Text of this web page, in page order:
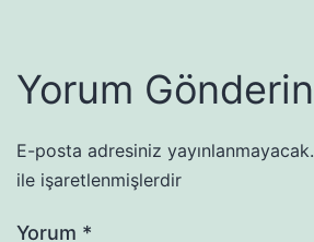
Yorum Gönderin
E-posta adresiniz yayınlanmayacak.
ile işaretlenmişlerdir
Yorum *